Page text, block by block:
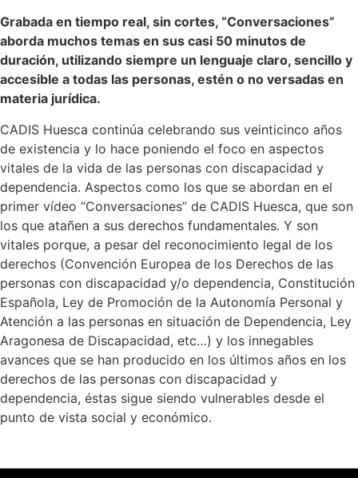
Grabada en tiempo real, sin cortes, “Conversaciones”
aborda muchos temas en sus casi 50 minutos de
duración, utilizando siempre un lenguaje claro, sencillo y
accesible a todas las personas, estén o no versadas en
materia jurídica.
CADIS Huesca continúa celebrando sus veinticinco años
de existencia y lo hace poniendo el foco en aspectos
vitales de la vida de las personas con discapacidad y
dependencia. Aspectos como los que se abordan en el
primer vídeo “Conversaciones” de CADIS Huesca, que son
los que atañen a sus derechos fundamentales. Y son
vitales porque, a pesar del reconocimiento legal de los
derechos (Convención Europea de los Derechos de las
personas con discapacidad y/o dependencia, Constitución
Española, Ley de Promoción de la Autonomía Personal y
Atención a las personas en situación de Dependencia, Ley
Aragonesa de Discapacidad, etc…) y los innegables
avances que se han producido en los últimos años en los
derechos de las personas con discapacidad y
dependencia, éstas sigue siendo vulnerables desde el
punto de vista social y económico.